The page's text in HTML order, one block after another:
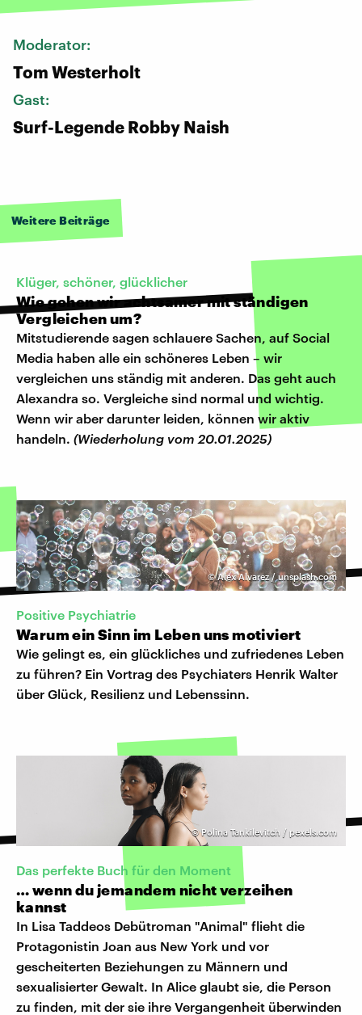
Moderator:
Tom Westerholt
Gast:
Surf-Legende Robby Naish
Weitere Beiträge
Klüger, schöner, glücklicher
Wie gehen wir achtsamer mit ständigen
Vergleichen um?
Mitstudierende sagen schlauere Sachen, auf Social
Media haben alle ein schöneres Leben – wir
vergleichen uns ständig mit anderen. Das geht auch
Alexandra so. Vergleiche sind normal und wichtig.
Wenn wir aber darunter leiden, können wir aktiv
handeln. (Wiederholung vom 20.01.2025)
©Alex Alvarez / unsplash.com
Positive Psychiatrie
Warum ein Sinn im Leben uns motiviert
Wie gelingt es, ein glückliches und zufriedenes Leben
zu führen? Ein Vortrag des Psychiaters Henrik Walter
über Glück, Resilienz und Lebenssinn.
©Polina Tankilevitch / pexels.com
Das perfekte Buch für den Moment
… wenn du jemandem nicht verzeihen
kannst
In Lisa Taddeos Debütroman "Animal" flieht die
Protagonistin Joan aus New York und vor
gescheiterten Beziehungen zu Männern und
sexualisierter Gewalt. In Alice glaubt sie, die Person
zu finden, mit der sie ihre Vergangenheit überwinden